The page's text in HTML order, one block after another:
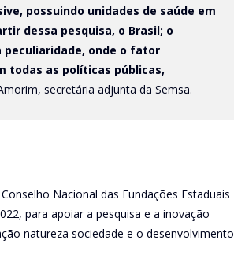
possuindo unidades de saúde em
dessa pesquisa, o Brasil; o
peculiaridade, onde o fator
todas as políticas públicas,
secretária adjunta da Semsa.
Nacional das Fundações Estaduais
para apoiar a pesquisa e a inovação
natureza sociedade e o desenvolvimento